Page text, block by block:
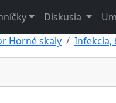
Diskusia
Horné skaly Infekcia,